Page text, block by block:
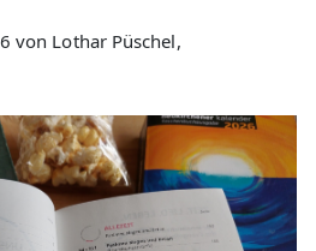
von Lothar Püschel,